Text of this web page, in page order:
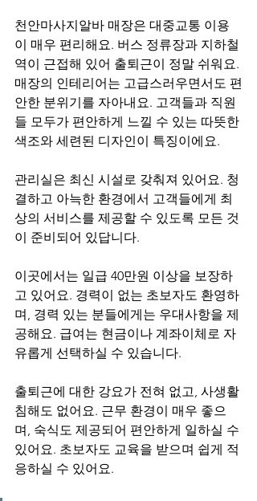
천안마사지알바 매장은 대중교통 이용
이 매우 편리해요. 버스 정류장과 지하철
역이 근접해 있어 출퇴근이 정말 쉬워요.
매장의 인테리어는 고급스러우면서도 편
안한 분위기를 자아내요. 고객들과 직원
들 모두가 편안하게 느낄 수 있는 따뜻한
색조와 세련된 디자인이 특징이에요.
관리실은 최신 시설로 갖춰져 있어요. 청
결하고 아늑한 환경에서 고객들에게 최
상의 서비스를 제공할 수 있도록 모든 것
이 준비되어 있답니다.
이곳에서는 일급 40만원 이상을 보장하
고 있어요. 경력이 없는 초보자도 환영하
며, 경력 있는 분들에게는 우대사항을 제
공해요. 급여는 현금이나 계좌이체로 자
유롭게 선택하실 수 있습니다.
출퇴근에 대한 강요가 전혀 없고, 사생활
침해도 없어요. 근무 환경이 매우 좋으
며, 숙식도 제공되어 편안하게 일하실 수
있어요. 초보자도 교육을 받으며 쉽게 적
응하실 수 있어요.